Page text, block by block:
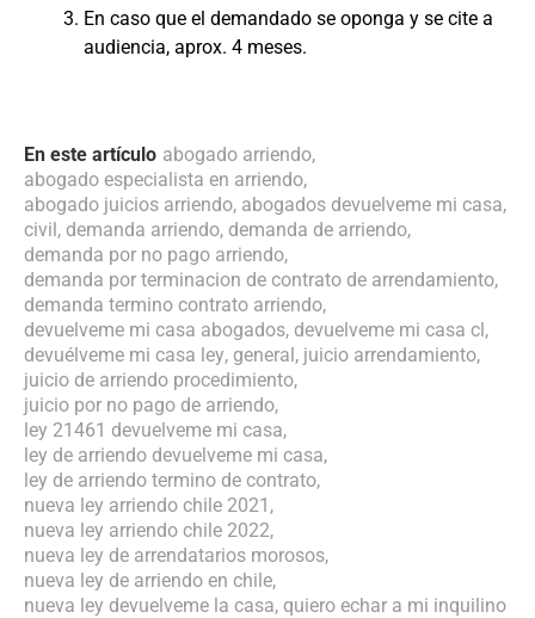
En caso que el demandado se oponga y se cite a
audiencia, aprox. 4 meses.
En este artículo abogado arriendo,
abogado especialista en arriendo,
abogado juicios arriendo, abogados devuelveme mi casa,
civil, demanda arriendo, demanda de arriendo,
demanda por no pago arriendo,
demanda por terminacion de contrato de arrendamiento,
demanda termino contrato arriendo,
devuelveme mi casa abogados, devuelveme mi casa cl,
devuélveme mi casa ley, general, juicio arrendamiento,
juicio de arriendo procedimiento,
juicio por no pago de arriendo,
ley 21461 devuelveme mi casa,
ley de arriendo devuelveme mi casa,
ley de arriendo termino de contrato,
nueva ley arriendo chile 2021 ,
nueva ley arriendo chile 2022,
nueva ley de arrendatarios morosos,
nueva ley de arriendo en chile,
nueva ley devuelveme la casa, quiero echar a mi inquilino